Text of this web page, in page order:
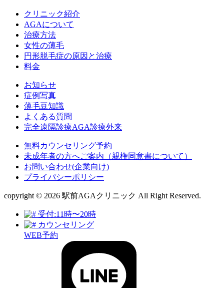
クリニック紹介
AGAについて
治療方法
女性の薄毛
円形脱毛症の原因と治療
料金
お知らせ
症例写真
薄毛豆知識
よくある質問
完全遠隔診療AGA診療外来
無料カウンセリング予約
未成年者の方へご案内（親権同意書について）
お問い合わせ(企業向け)
プライパシーポリシー
copyright © 2026 駅前AGAクリニック All Right Reserved.
受付:11時〜20時
カウンセリング
WEB予約